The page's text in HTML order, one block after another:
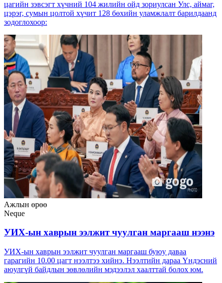
цагийн зэвсэгт хүчний 104 жилийн ойд зориулсан Улс, аймаг,
цэрэг, сумын цолтой хүчит 128 бөхийн уламжлалт барилдаанд
зодоглохоор:
Ажлын өрөө
Neque
УИХ-ын хаврын ээлжит чуулган маргааш нээнэ
УИХ-ын хаврын ээлжит чуулган маргааш буюу даваа
гарагийн 10.00 цагт нээлтээ хийнэ. Нээлтийн дараа Үндэсний
аюулгүй байдлын зөвлөлийн мэдээлэл хаалттай болох юм.